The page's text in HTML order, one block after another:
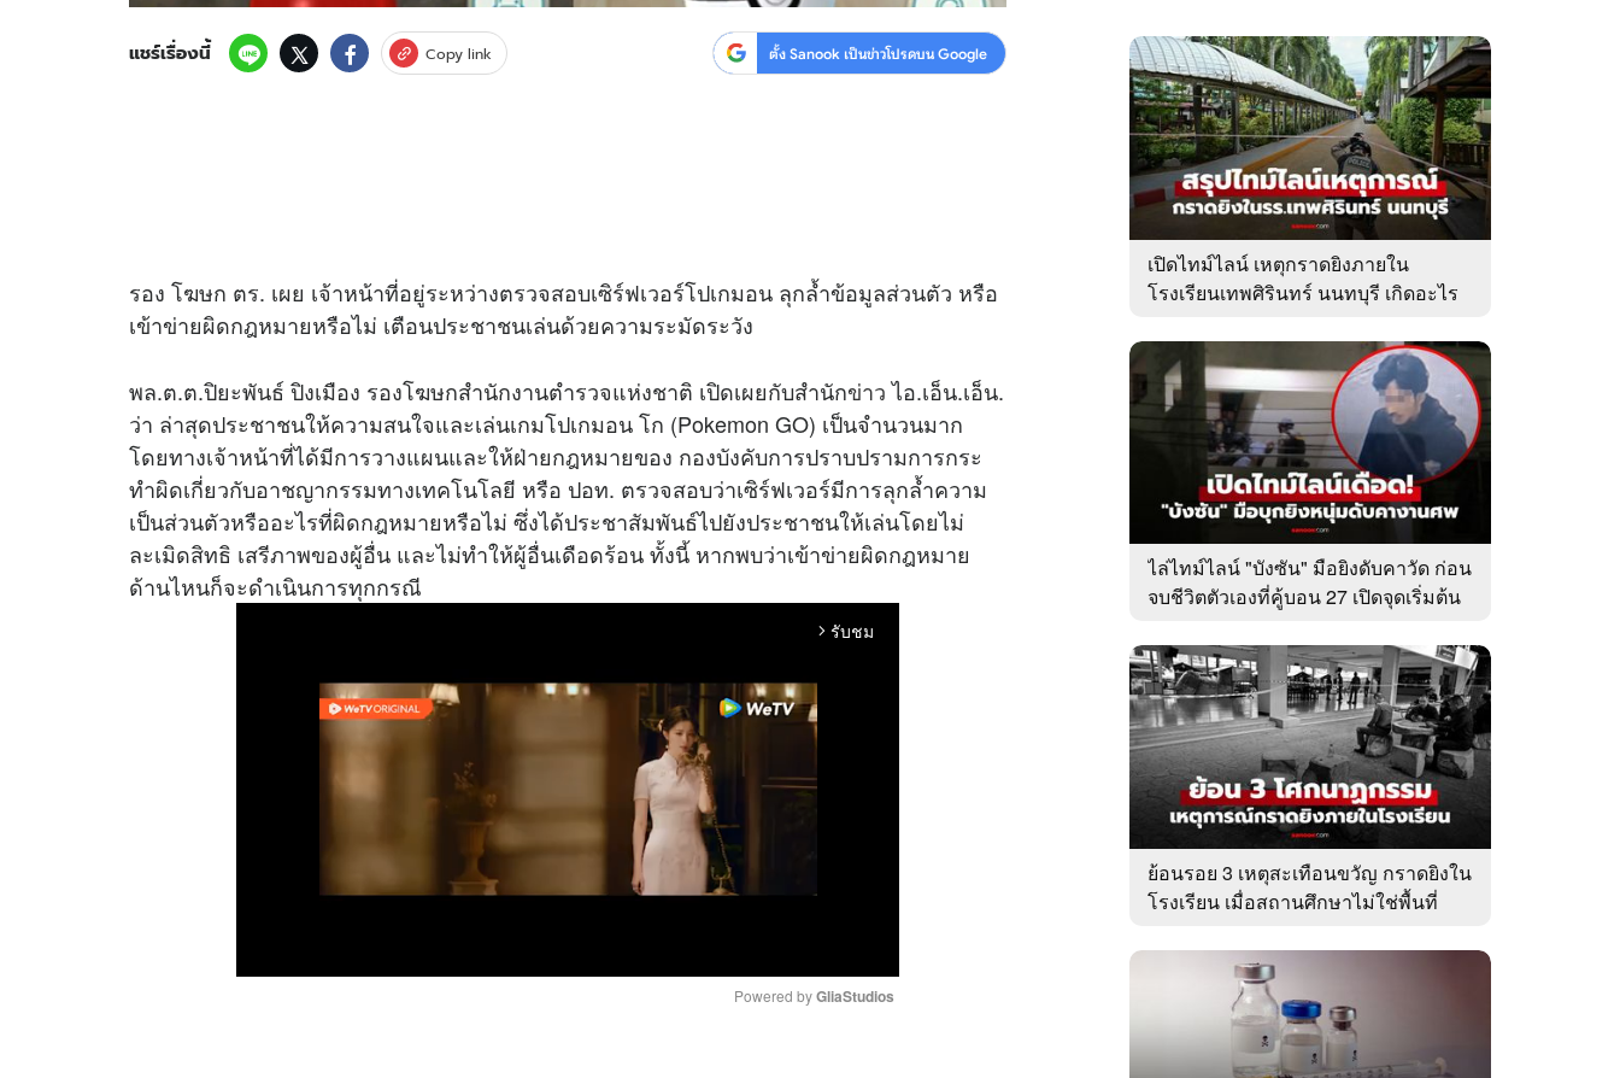
แชร์เรื่องนี้ Copy link ตั้ง Sanook เป็นข่าวโปรดบน Google
รอง โฆษก ตร. เผย เจ้าหน้าที่อยู่ระหว่างตรวจสอบเซิร์ฟเวอร์โปเกมอน ลุกล้ำข้อมูลส่วนตัว หรือ
เข้าข่ายผิดกฎหมายหรือไม่ เตือนประชาชนเล่นด้วยความระมัดระวัง
พล.ต.ต.ปิยะพันธ์ ปิงเมือง รองโฆษกสำนักงานตำรวจแห่งชาติ เปิดเผยกับสำนักข่าวไอ.เอ็น.เอ็น.
ว่า ล่าสุดประชาชนให้ความสนใจและเล่นเกมโปเกมอน โก (Pokemon GO) เป็นจำนวนมาก
โดยทางเจ้าหน้าที่ได้มีการวางแผนและให้ฝ่ายกฎหมายของ กองบังคับการปราบปรามการกระ
ทำผิดเกี่ยวกับอาชญากรรมทางเทคโนโลยี หรือ ปอท. ตรวจสอบว่าเซิร์ฟเวอร์มีการลุกล้ำความ
เป็นส่วนตัวหรืออะไรที่ผิดกฎหมายหรือไม่ ซึ่งได้ประชาสัมพันธ์ไปยังประชาชนให้เล่นโดยไม่
ละเมิดสิทธิ เสรีภาพของผู้อื่น และไม่ทำให้ผู้อื่นเดือดร้อน ทั้งนี้ หากพบว่าเข้าข่ายผิดกฎหมาย
ด้านไหนก็จะดำเนินการทุกกรณี
arrow_forward_ios รับชม
Powered by GliaStudios
เปิดไทม์ไลน์ เหตุกราดยิงภายใน
โรงเรียนเทพศิรินทร์ นนทบุรี เกิดอะไร
ไล่ไทม์ไลน์ "บังซัน" มือยิงดับคาวัด ก่อน
จบชีวิตตัวเองที่คู้บอน 27 เปิดจุดเริ่มต้น
ย้อนรอย 3 เหตุสะเทือนขวัญ กราดยิงใน
โรงเรียน เมื่อสถานศึกษาไม่ใช่พื้นที่